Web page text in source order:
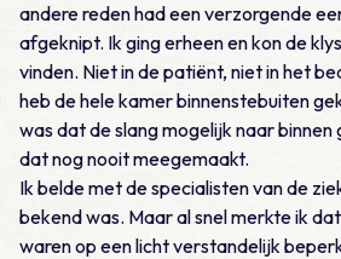
andere reden had een verzorgende
afgeknipt. Ik ging erheen en kon de
vinden. Niet in de patiënt, niet in het
heb de hele kamer binnenstebuiten
was dat de slang mogelijk naar binnen
dat nog nooit meegemaakt.
Ik belde met de specialisten van de
bekend was. Maar al snel merkte ik
waren op een licht verstandelijk